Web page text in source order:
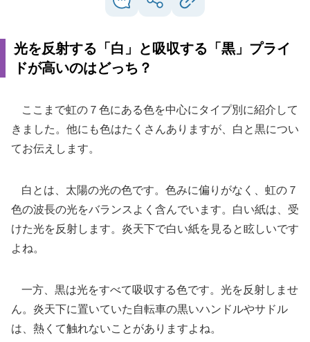
光を反射する「白」と吸収する「黒」プライ
ドが高いのはどっち？
ここまで虹の７色にある色を中心にタイプ別に紹介して
きました。他にも色はたくさんありますが、白と黒につい
てお伝えします。
白とは、太陽の光の色です。色みに偏りがなく、虹の７
色の波長の光をバランスよく含んでいます。白い紙は、受
けた光を反射します。炎天下で白い紙を見ると眩しいです
よね。
一方、黒は光をすべて吸収する色です。光を反射しませ
ん。炎天下に置いていた自転車の黒いハンドルやサドル
は、熱くて触れないことがありますよね。